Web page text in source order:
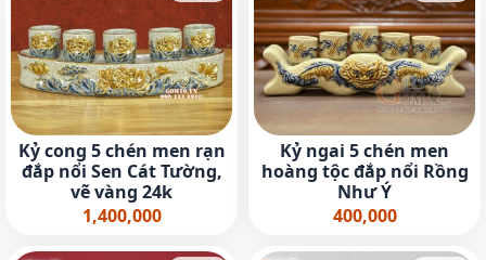
Kỷ cong 5 chén men rạn
đắp nổi Sen Cát Tường,
vẽ vàng 24k
1,400,000
Kỷ ngai 5 chén men
hoàng tộc đắp nổi Rồng
Như Ý
400,000